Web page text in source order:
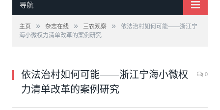
导航
主页 » 杂志在线 » 三农观察 »
依法治村如何可能——浙江宁
海小微权力清单改革的案例研究
依法治村如何可能——浙江宁海小微权
力清单改革的案例研究
0